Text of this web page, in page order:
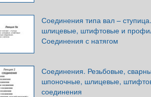
Соединения типа вал –
шлицевые, штифтовые и
Соединения с натягом
Соединения. Резьбовые,
шпоночные, шлицевые,
соединения